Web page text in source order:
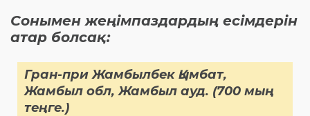
Сонымен жеңімпаздардың есімдерін
атар болсақ:
Гран-при Жамбылбек Қымбат,
Жамбыл обл, Жамбыл ауд. (700 мың
теңге.)